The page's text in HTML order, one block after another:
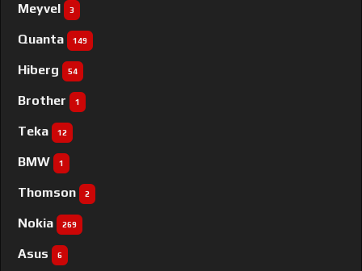
Meyvel 3
Quanta 149
Hiberg 54
Brother 1
Teka 12
BMW 1
Thomson 2
Nokia 269
Asus 6